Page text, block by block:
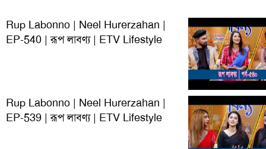
Rup Labonno | Neel Hurerzahan |
EP-540 | রূপ লাবণ্য | ETV Lifestyle
Rup Labonno | Neel Hurerzahan |
EP-539 | রূপ লাবণ্য | ETV Lifestyle